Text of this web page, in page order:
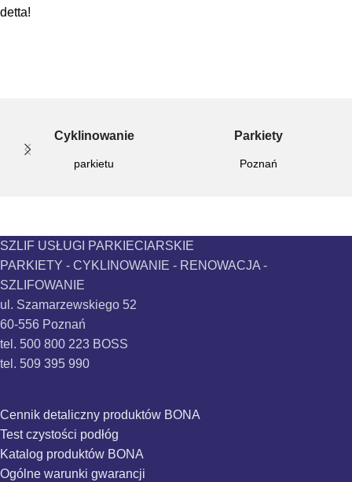
detta!
Cyklinowanie
parkietu
Parkiety
Poznań
SZLIF USŁUGI PARKIECIARSKIE
PARKIETY - CYKLINOWANIE - RENOWACJA -
SZLIFOWANIE
ul. Szamarzewskiego 52
60-556 Poznań
tel. 500 800 223 BOSS
tel. 509 395 990
Cennik detaliczny produktów BONA
Test czystości podłóg
Katalog produktów BONA
Ogólne warunki gwarancji